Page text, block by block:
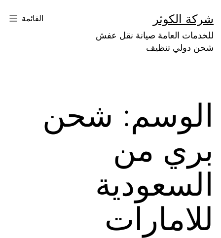
إلى
المحتوى
شركة الكوثر
للخدمات العامة صيانة نقل عفش
شحن دولي تنظيف
القائمة
الوسم: شحن
بري من
السعودية
للامارات